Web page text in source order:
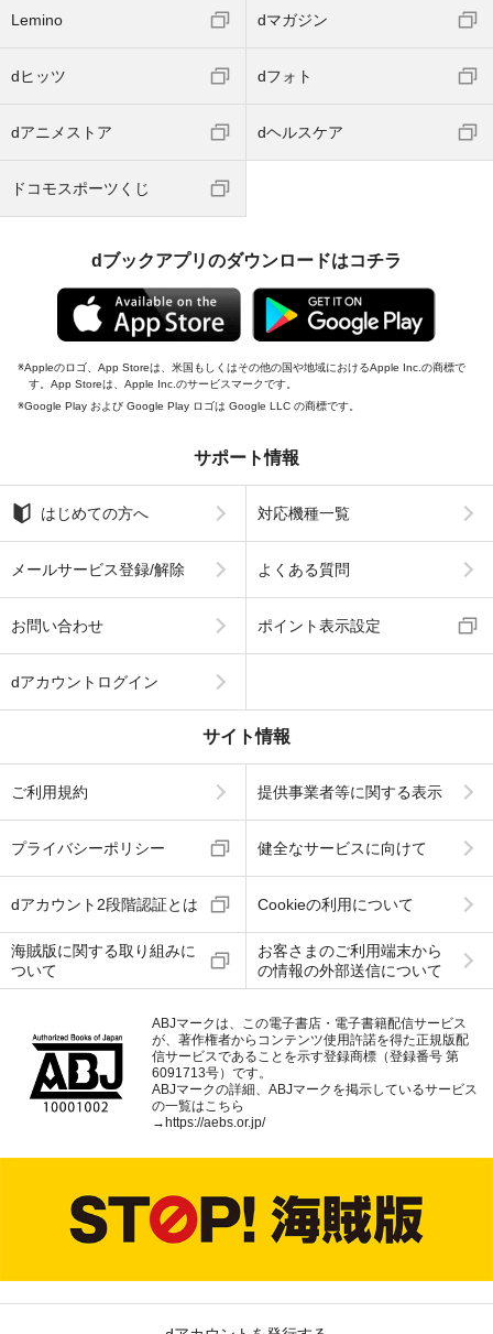
Lemino dマガジン
dヒッツ dフォト
dアニメストア dヘルスケア
ドコモスポーツくじ
dブックアプリのダウンロードはコチラ
Appleのロゴ、App Storeは、米国もしくはその他の国や地域におけるApple Inc.の商標で
す。App Storeは、Apple Inc.のサービスマークです。
Google Play および Google Play ロゴは Google LLC の商標です。
サポート情報
はじめての方へ 対応機種一覧
メールサービス登録/解除 よくある質問
お問い合わせ ポイント表示設定
dアカウントログイン
サイト情報
ご利用規約 提供事業者等に関する表示
プライバシーポリシー 健全なサービスに向けて
dアカウント2段階認証とは Cookieの利用について
海賊版に関する取り組みに
ついて
お客さまのご利用端末から
の情報の外部送信について
ABJマークは、この電子書店・電子書籍配信サービス
が、著作権者からコンテンツ使用許諾を得た正規版配
信サービスであることを示す登録商標（登録番号 第
6091713号）です。
ABJマークの詳細、ABJマークを掲示しているサービス
の一覧はこちら
→https://aebs.or.jp/